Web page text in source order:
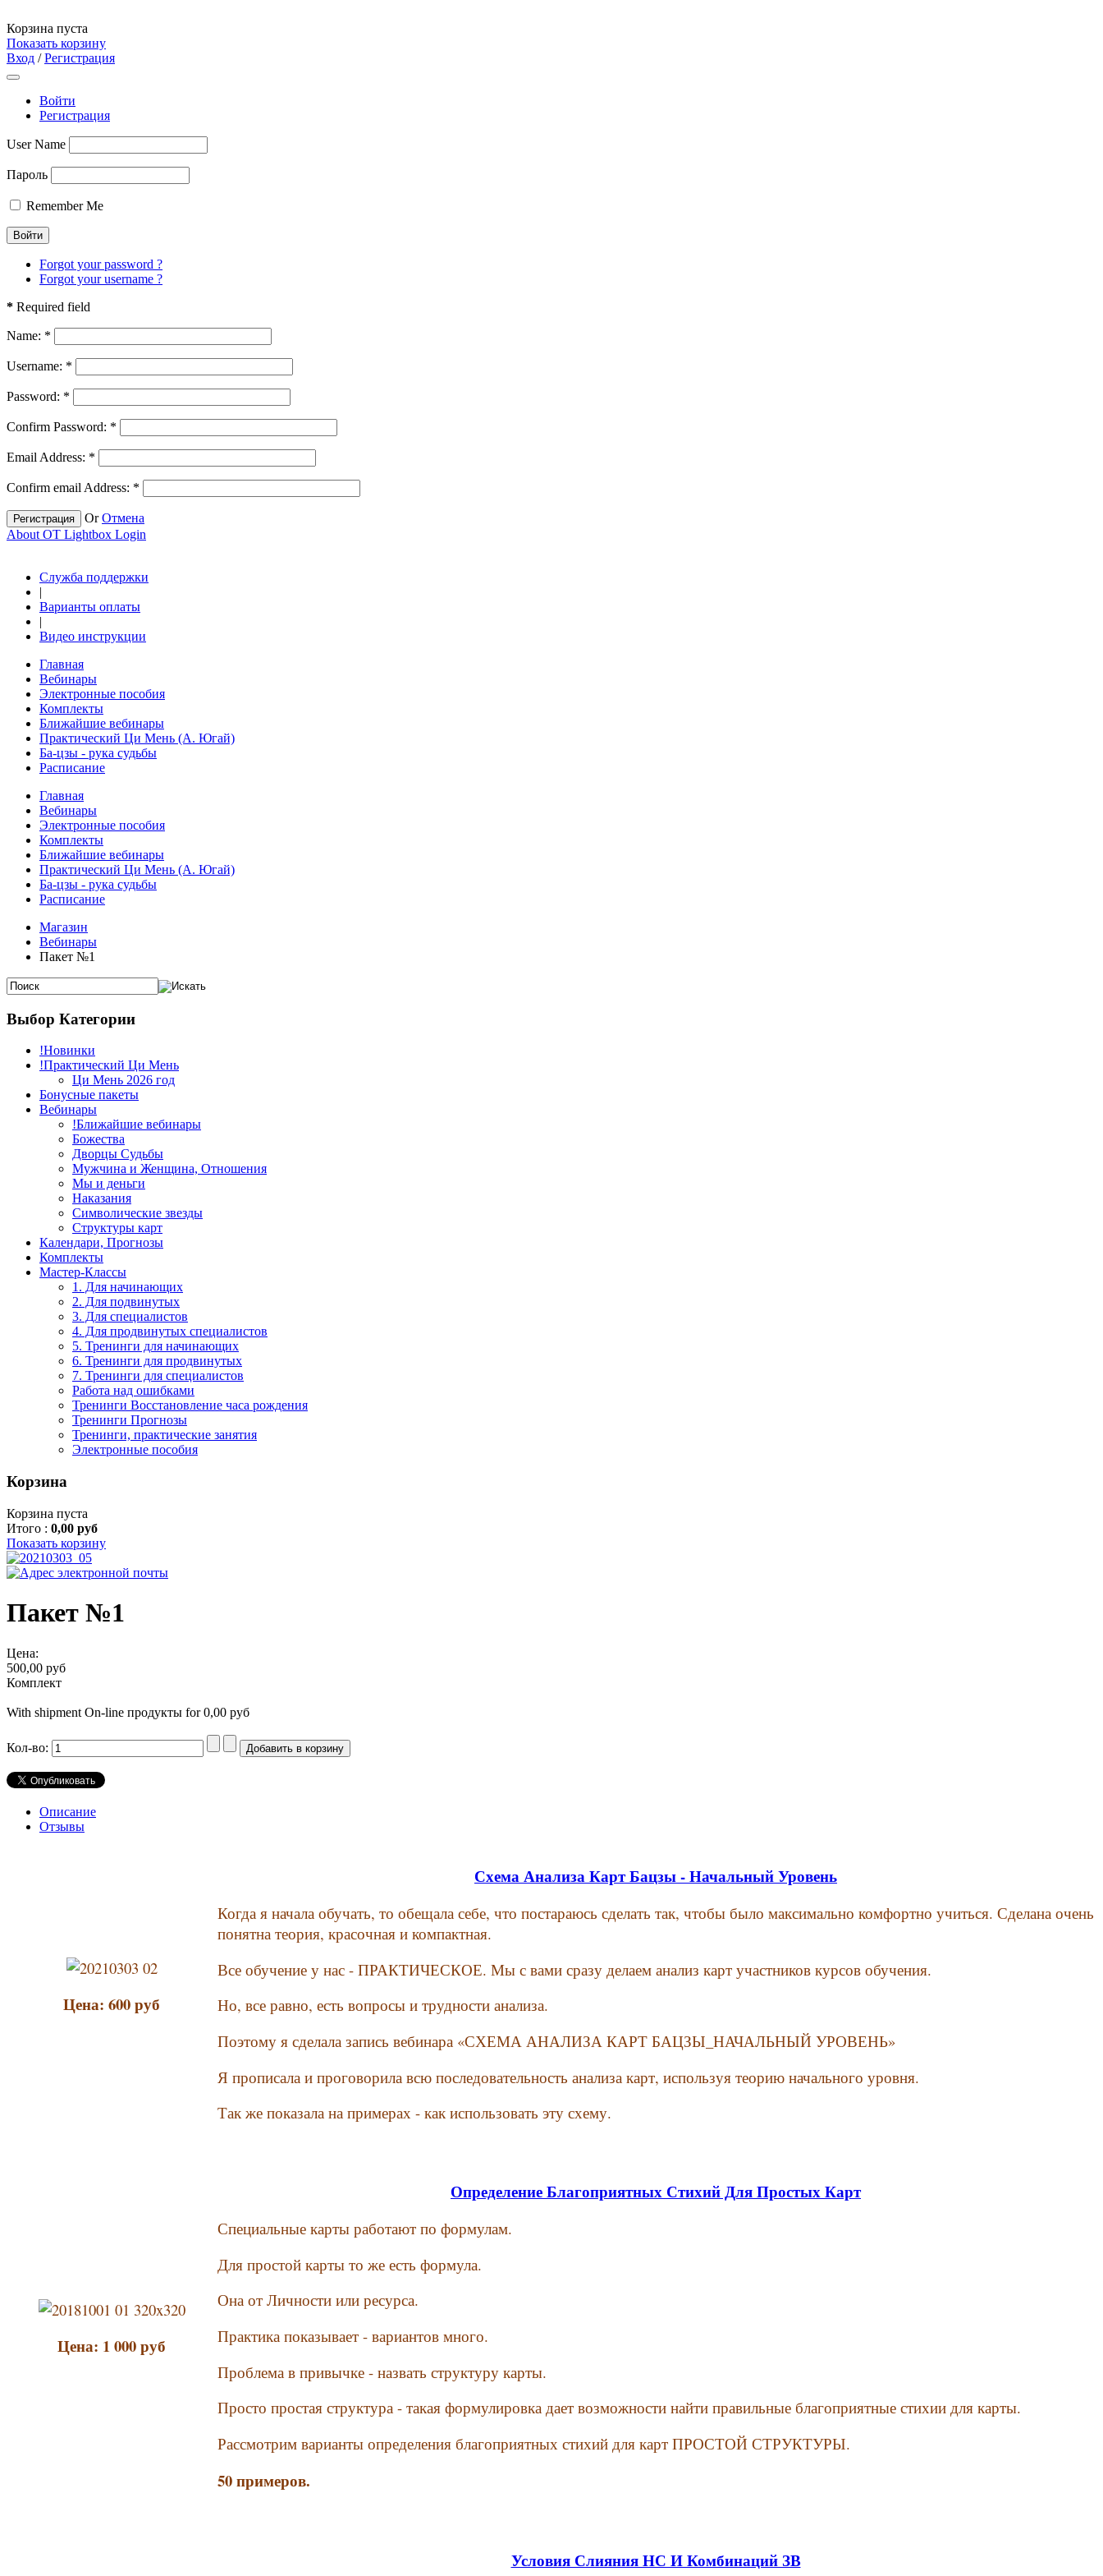
Корзина пуста
Показать корзину
Вход /Регистрация
Войти
Регистрация
User Name
Пароль
Remember Me
Forgot your password ?
Forgot your username ?
* Required field
Name: *
Username: *
Password: *
Confirm Password: *
Email Address: *
Confirm email Address: *
Регистрация OrОтмена
About OT Lightbox Login
Служба поддержки
|
Варианты оплаты
|
Видео инструкции
Главная
Вебинары
Электронные пособия
Комплекты
Ближайшие вебинары
Практический Ци Мень (А. Югай)
Ба-цзы - рука судьбы
Расписание
Главная
Вебинары
Электронные пособия
Комплекты
Ближайшие вебинары
Практический Ци Мень (А. Югай)
Ба-цзы - рука судьбы
Расписание
Магазин
Вебинары
Пакет №1
Выбор Категории
!Новинки
!Практический Ци Мень
Ци Мень 2026 год
Бонусные пакеты
Вебинары
!Ближайшие вебинары
Божества
Дворцы Судьбы
Мужчина и Женщина, Отношения
Мы и деньги
Наказания
Символические звезды
Структуры карт
Календари, Прогнозы
Комплекты
Мастер-Классы
1. Для начинающих
2. Для подвинутых
3. Для специалистов
4. Для продвинутых специалистов
5. Тренинги для начинающих
6. Тренинги для продвинутых
7. Тренинги для специалистов
Работа над ошибками
Тренинги Восстановление часа рождения
Тренинги Прогнозы
Тренинги, практические занятия
Электронные пособия
Корзина
Корзина пуста
Итого : 0,00 руб
Показать корзину
Пакет №1
Цена:
500,00 руб
Комплект
With shipment On-line продукты for 0,00 руб
Кол-во:
Описание
Отзывы
Цена: 600 руб
Схема Анализа Карт Бацзы - Начальный Уровень
Когда я начала обучать, то обещала себе, что постараюсь сделать так, чтобы было максимально комфортно учиться. Сделана очень
понятна теория, красочная и компактная.
Все обучение у нас - ПРАКТИЧЕСКОЕ. Мы с вами сразу делаем анализ карт участников курсов обучения.
Но, все равно, есть вопросы и трудности анализа.
Поэтому я сделала запись вебинара «СХЕМА АНАЛИЗА КАРТ БАЦЗЫ_НАЧАЛЬНЫЙ УРОВЕНЬ»
Я прописала и проговорила всю последовательность анализа карт, используя теорию начального уровня.
Так же показала на примерах - как использовать эту схему.
Цена: 1 000 руб
Определение Благоприятных Стихий Для Простых Карт
Специальные карты работают по формулам.
Для простой карты то же есть формула.
Она от Личности или ресурса.
Практика показывает - вариантов много.
Проблема в привычке - назвать структуру карты.
Просто простая структура - такая формулировка дает возможности найти правильные благоприятные стихии для карты.
Рассмотрим варианты определения благоприятных стихий для карт ПРОСТОЙ СТРУКТУРЫ.
50 примеров.
Условия Слияния НС И Комбинаций ЗВ